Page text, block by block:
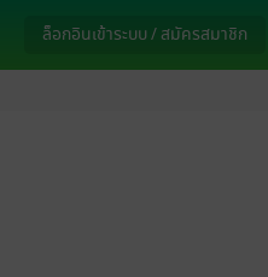
ล็อกอินเข้าระบบ / สมัครสมาชิก